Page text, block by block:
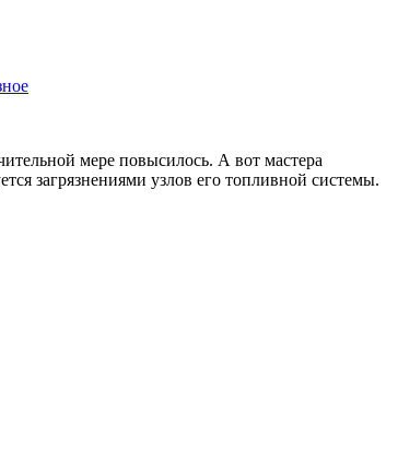
мере повысилось. А вот мастера
загрязнениями узлов его топливной системы.